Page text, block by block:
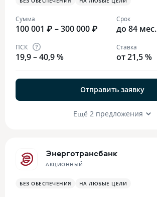
Сумма
100 001 ₽ – 300 000 ₽
Срок
до 84 мес.
ПСК
19,9 – 40,9 %
Ставка
от 21,5 %
Отправить заявку
Ещё 2 предложения
Энерготрансбанк
АКЦИОННЫЙ
БЕЗ ОБЕСПЕЧЕНИЯ НА ЛЮБЫЕ ЦЕЛИ